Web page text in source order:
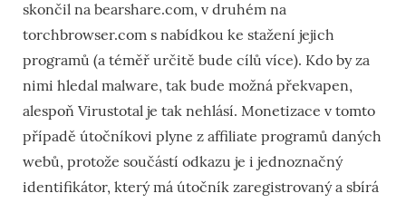
skončil na bearshare.com, v druhém na
torchbrowser.com s nabídkou ke stažení jejich
programů (a téměř určitě bude cílů více). Kdo by za
nimi hledal malware, tak bude možná překvapen,
alespoň Virustotal je tak nehlásí. Monetizace v tomto
případě útočníkovi plyne z affiliate programů daných
webů, protože součástí odkazu je i jednoznačný
identifikátor, který má útočník zaregistrovaný a sbírá